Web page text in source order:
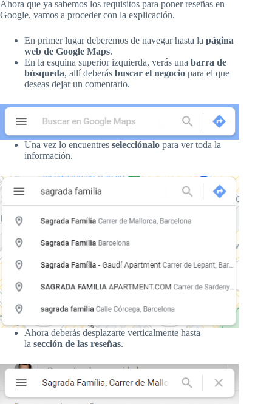
Ahora que ya sabemos los requisitos para poner reseñas en
Google, vamos a proceder con la explicación.
En primer lugar deberemos de navegar hasta la página
web de Google Maps.
En la esquina superior izquierda, verás una barra de
búsqueda, allí deberás buscar el negocio para el que
deseas dejar un comentario.
Una vez lo encuentres selecciónalo para ver toda la
información.
Ahora deberás desplazarte verticalmente hasta
la sección de las reseñas.